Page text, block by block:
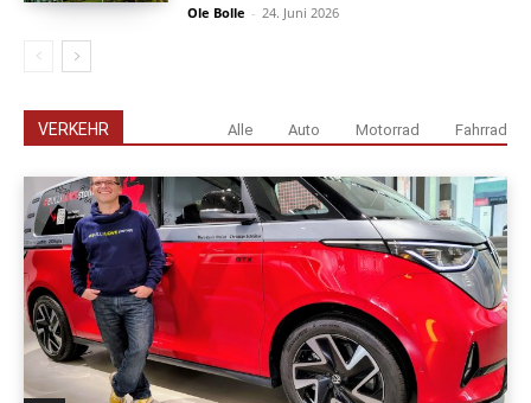
Ole Bolle - 24. Juni 2026
VERKEHR Alle Auto Motorrad Fahrrad